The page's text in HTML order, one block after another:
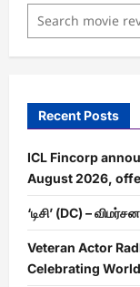
Recent Posts
ICL Fincorp
August 2026,
‘டிசி’ (DC) –
Veteran Actor
Celebrating